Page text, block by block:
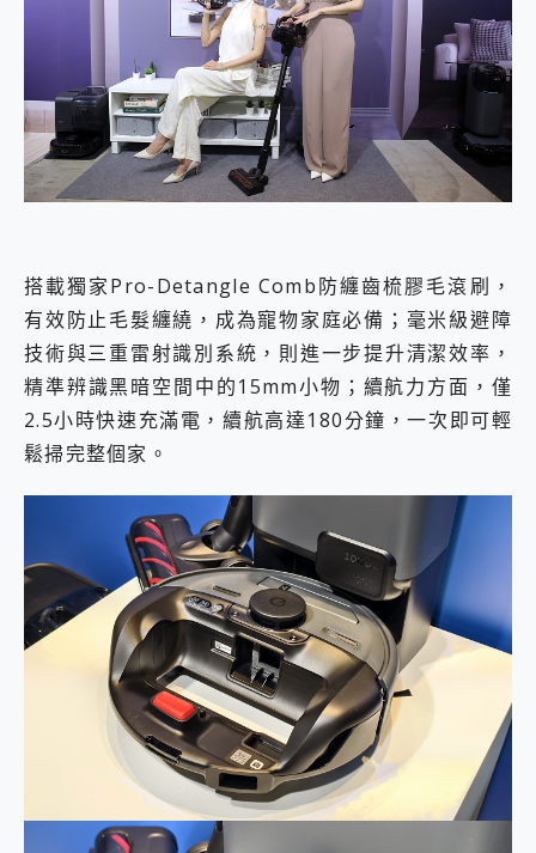
搭載獨家Pro-Detangle Comb防纏齒梳膠毛滾刷，
有效防止毛髮纏繞，成為寵物家庭必備；毫米級避障
技術與三重雷射識別系統，則進一步提升清潔效率，
精準辨識黑暗空間中的15mm小物；續航力方面，僅
2.5小時快速充滿電，續航高達180分鐘，一次即可輕
鬆掃完整個家。